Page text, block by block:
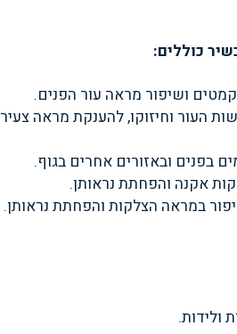
כוללים:
ושיפור מראה עור הפנים.
העור וחיזוקו, להענקת מראה צעיר
בפנים ובאזורים אחרים בגוף.
אקנה והפחתת נראותן.
במראה הצלקות והפחתת נראותן.
ולידות.